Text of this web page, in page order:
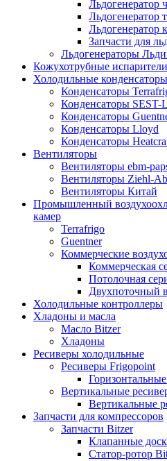
Льдогенератор
Льдогенератор
Льдогенератор
Запчасти для
Льдогенераторы
Кожухотрубные испарители
Холодильные конденсаторы
Конденсаторы
Конденсаторы SEST-
Конденсаторы
Конденсаторы Lloyd
Конденсаторы
Вентиляторы
Вентиляторы ebm-
Вентиляторы Ziehl-
Вентиляторы Китай
Промышленный
камер
Terrafrigo
Guentner
Коммерческие
Коммерческая
Потолочная
Двухпоточный
Холодильные контроллеры
Хладоны и масла
Масло Bitzer
Хладоны
Ресиверы холодильные
Ресиверы Frigopoint
Вертикальные
Вертикальные
Запчасти для компрессоров
Запчасти Bitzer
Клапанные
Статор-ротор